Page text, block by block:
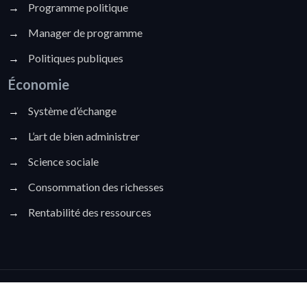
→
Programme politique
→
Manager de programme
→
Politiques publiques
Économie
→
Système d’échange
→
L’art de bien administrer
→
Science sociale
→
Consommation des richesses
→
Rentabilité des ressources